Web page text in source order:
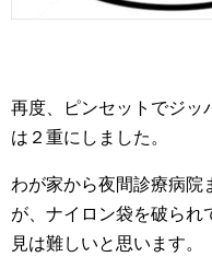
再度、ピンセットでジッ
は２重にしました。
わが家から夜間診療病院
が、ナイロン袋を破られ
見は難しいと思います。